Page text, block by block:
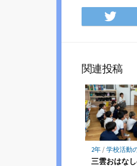
で
ア
関連投稿
2年/学校活動
三雲おはなし